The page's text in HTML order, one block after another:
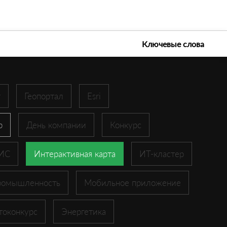
Ключевые слова
Геопортал Esri
День компании Конкурс
Интерактивная карта ИТ-кластер
Мобильное приложение
Энергетика